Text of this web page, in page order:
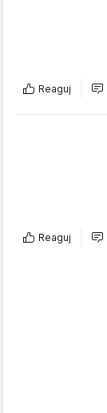
Reaguj
Reaguj